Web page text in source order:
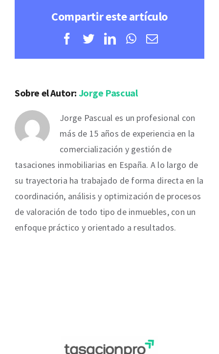
Compartir este artículo
Facebook
TwitterLinkedInWhatsApp
Correo
Sobre el Autor: Jorge Pascual
Jorge Pascual es un profesional con
más de 15 años de experiencia en la
comercialización y gestión de
tasaciones inmobiliarias en España. A lo largo de
su trayectoria ha trabajado de forma directa en la
coordinación, análisis y optimización de procesos
de valoración de todo tipo de inmuebles, con un
enfoque práctico y orientado a resultados.